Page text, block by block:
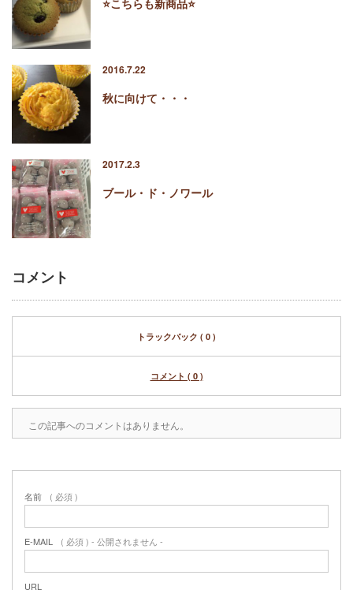
2016.7.22
秋に向けて・・・
2017.2.3
ブール・ド・ノワール
コメント
トラックバック ( 0 )
コメント ( 0 )
この記事へのコメントはありません。
名前 ( 必須 )
E-MAIL ( 必須 ) - 公開されません -
URL